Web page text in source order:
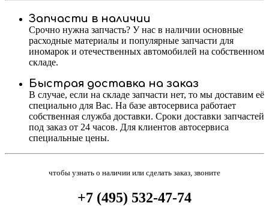
Запчасти в наличии
Срочно нужна запчасть? У нас в наличии основные
расходные материалы и популярные запчасти для
иномарок и отечественных автомобилей на собственном
складе.
Быстрая доставка на заказ
В случае, если на складе запчасти нет, то мы доставим её
специально для Вас. На базе автосервиса работает
собственная служба доставки. Сроки доставки запчастей
под заказ от 24 часов. Для клиентов автосервиса
специальные цены.
чтобы узнать о наличии или сделать заказ, звоните
+7 (495) 532-47-74